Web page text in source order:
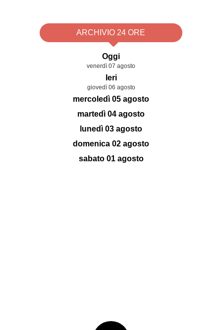
ARCHIVIO 24 ORE
Oggi
venerdì 07 agosto
Ieri
giovedì 06 agosto
mercoledì 05 agosto
martedì 04 agosto
lunedì 03 agosto
domenica 02 agosto
sabato 01 agosto